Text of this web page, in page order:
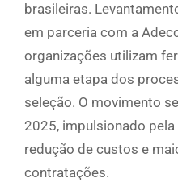
brasileiras.
em parceria com a
organizações utilizam
alguma etapa dos
seleção. O movimento
2025, impulsionado
redução de custos e
contratações.